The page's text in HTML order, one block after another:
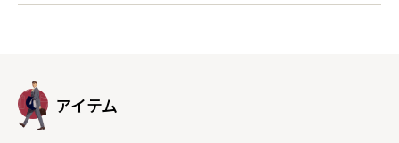
アイテム